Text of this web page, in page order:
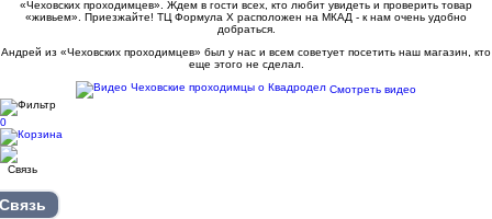
«Чеховских проходимцев». Ждем в гости всех, кто любит увидеть и проверить товар
«живьем». Приезжайте! ТЦ Формула Х расположен на МКАД - к нам очень удобно
добраться.
Андрей из «Чеховских проходимцев» был у нас и всем советует посетить наш магазин, кто
еще этого не сделал.
Смотреть видео
0